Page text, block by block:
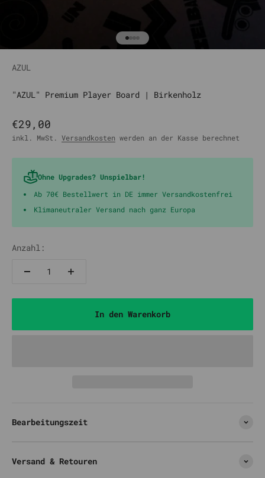
Gehe zu Element 1
Gehe zu Element 2
Gehe zu Element 3
Gehe zu Element 4
AZUL
"AZUL" Premium Player Board | Birkenholz
Angebot
€29,00
inkl. MwSt. Versandkosten werden an der Kasse berechnet
Ohne Upgrades? Unspielbar!
Ab 70€ Bestellwert in DE immer Versandkostenfrei
Klimaneutraler Versand nach ganz Europa
Anzahl:
In den Warenkorb
Bearbeitungszeit
Versand & Retouren